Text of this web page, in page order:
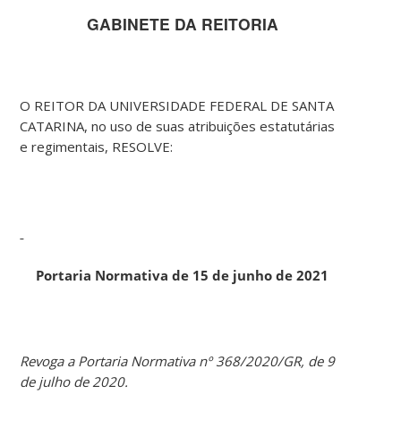
GABINETE DA REITORIA
O REITOR DA UNIVERSIDADE FEDERAL DE SANTA
CATARINA, no uso de suas atribuições estatutárias
e regimentais, RESOLVE:
Portaria Normativa de 15 de junho de 2021
Revoga a Portaria Normativa nº 368/2020/GR, de 9
de julho de 2020.